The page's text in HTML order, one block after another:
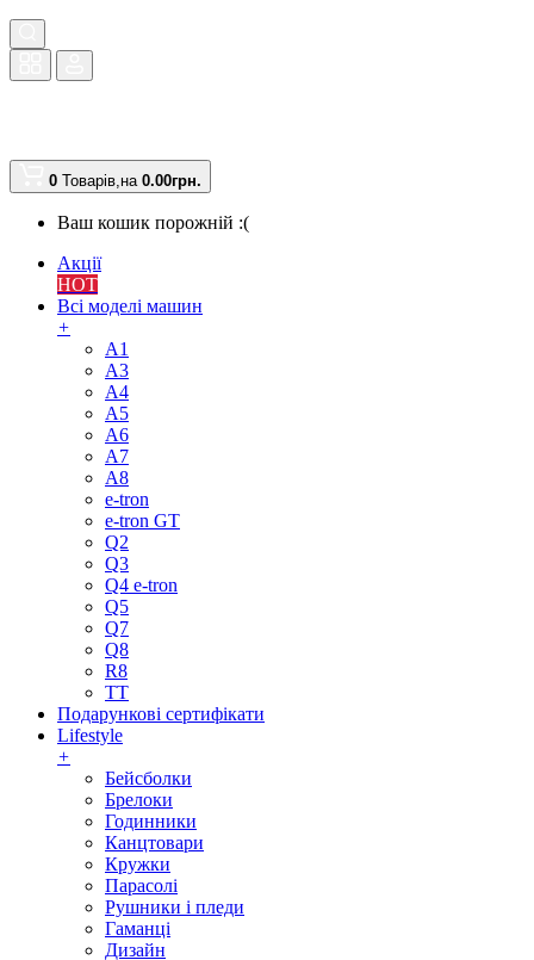
0 Товарів,на 0.00грн.
Ваш кошик порожній :(
Акції
HOT
Всі моделі машин
+
A1
A3
A4
A5
A6
A7
A8
e-tron
e-tron GT
Q2
Q3
Q4 e-tron
Q5
Q7
Q8
R8
TT
Подарункові сертифікати
Lifestyle
+
Бейсболки
Брелоки
Годинники
Канцтовари
Кружки
Парасолі
Рушники і пледи
Гаманці
Дизайн